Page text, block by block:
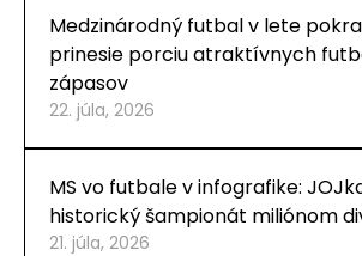
Medzinárodný futbal v lete
prinesie porciu atraktívnych
zápasov
22. júla, 2026
MS vo futbale v infografike:
historický šampionát miliónom
21. júla, 2026